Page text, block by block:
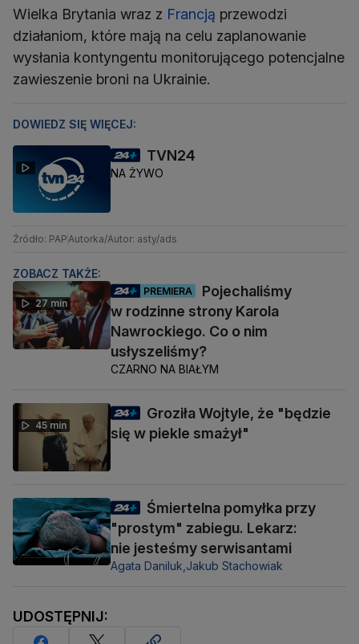
Wielka Brytania wraz z Francją przewodzi
działaniom, które mają na celu zaplanowanie
wysłania kontyngentu monitorującego potencjalne
zawieszenie broni na Ukrainie.
DOWIEDZ SIĘ WIĘCEJ:
TVN24
NA ŻYWO
Źródło: PAPAutorka/Autor: asty/ads
ZOBACZ TAKŻE:
27 min
PREMIERA
Pojechaliśmy
w rodzinne strony Karola
Nawrockiego. Co o nim
usłyszeliśmy?
CZARNO NA BIAŁYM
45 min
Groziła Wojtyle, że "będzie
się w piekle smażył"
Śmiertelna pomyłka przy
"prostym" zabiegu. Lekarz:
nie jesteśmy serwisantami
Agata Daniluk, Jakub Stachowiak
UDOSTĘPNIJ: